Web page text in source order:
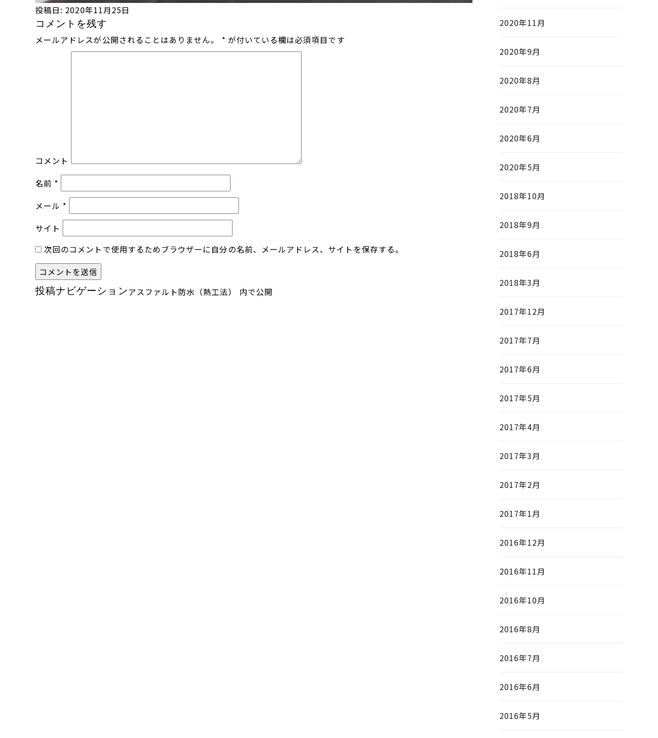
投稿日: 2020年11月25日
コメントを残す
メールアドレスが公開されることはありません。 * が付いている欄は必須項目です
コメント
名前 *
メール *
サイト
次回のコメントで使用するためブラウザーに自分の名前、メールアドレス、サイトを保存する。
投稿ナビゲーションアスファルト防水（熱工法） 内で公開
2020年11月
2020年9月
2020年8月
2020年7月
2020年6月
2020年5月
2018年10月
2018年9月
2018年6月
2018年3月
2017年12月
2017年7月
2017年6月
2017年5月
2017年4月
2017年3月
2017年2月
2017年1月
2016年12月
2016年11月
2016年10月
2016年8月
2016年7月
2016年6月
2016年5月